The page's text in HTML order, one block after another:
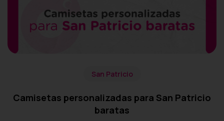
San Patricio
Camisetas personalizadas para San Patricio
baratas